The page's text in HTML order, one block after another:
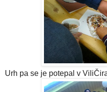
Urh pa se je potepal v